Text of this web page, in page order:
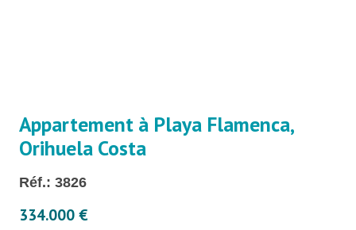
Appartement à Playa Flamenca,
Orihuela Costa
Réf.: 3826
334.000 €